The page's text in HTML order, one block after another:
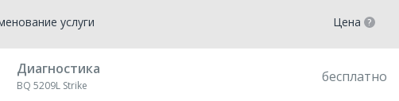
услуги Цена
Диагностика
BQ 5209L Strike
бесплатно